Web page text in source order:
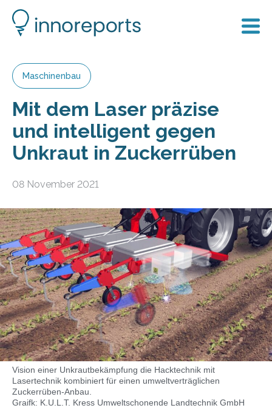
Maschinenbau
Mit dem Laser präzise
und intelligent gegen
Unkraut in Zuckerrüben
08 November 2021
Vision einer Unkrautbekämpfung die Hacktechnik mit
Lasertechnik kombiniert für einen umweltverträglichen
Zuckerrüben-Anbau.
Graifk: K.U.L.T. Kress Umweltschonende Landtechnik GmbH